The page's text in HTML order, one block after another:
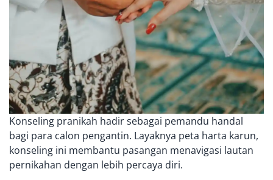
Konseling pranikah hadir sebagai pemandu handal
bagi para calon pengantin. Layaknya peta harta karun,
konseling ini membantu pasangan menavigasi lautan
pernikahan dengan lebih percaya diri.